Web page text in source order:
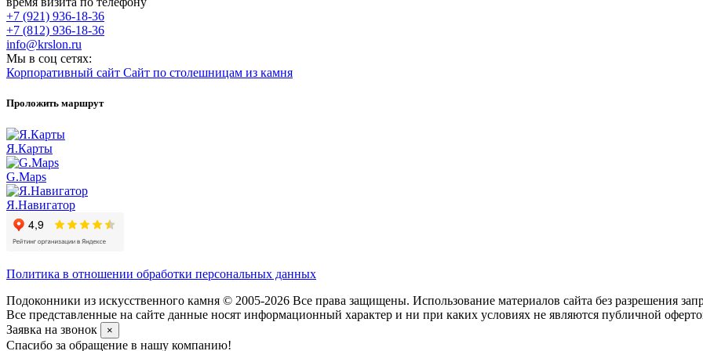
+7 (921) 936-18-36
+7 (812) 936-18-36
info@krslon.ru
Мы в соц сетях:
Корпоративный сайт Сайт по столешницам из камня
Проложить маршрут
Я.Карты
G.Maps
Я.Навигатор
Политика в отношении обработки персональных данных
Подоконники из искусственного камня © 2005-2026 Все права защищены. Использование материалов сайта без разрешения
Все представленные на сайте данные носят информационный характер и ни при каких условиях не являются публичной
Заявка на звонок
×
Спасибо за обращение в нашу компанию!